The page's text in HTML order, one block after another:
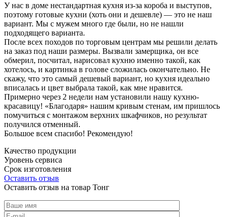
У нас в доме нестандартная кухня из-за короба и выступов,
поэтому готовые кухни (хоть они и дешевле) — это не наш
вариант. Мы с мужем много где были, но не нашли
подходящего варианта.
После всех походов по торговым центрам мы решили делать
на заказ под наши размеры. Вызвали замерщика, он все
обмерил, посчитал, нарисовал кухню именно такой, как
хотелось, и картинка в голове сложилась окончательно. Не
скажу, что это самый дешевый вариант, но кухня идеально
вписалась и цвет выбрала такой, как мне нравится.
Примерно через 2 недели нам установили нашу кухню-
красавицу! «Благодаря» нашим кривым стенам, им пришлось
помучиться с монтажом верхних шкафчиков, но результат
получился отменный.
Большое всем спасибо! Рекомендую!
Качество продукции
Уровень сервиса
Срок изготовления
Оставить отзыв
Оставить отзыв на товар Тонг